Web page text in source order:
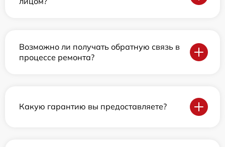
Возможно ли получать обратную связь в
процессе ремонта?
Какую гарантию вы предоставляете?